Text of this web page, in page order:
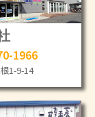
1966
1-9-14